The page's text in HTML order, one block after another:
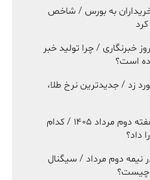
به بورس / شاخص
خبرنگاری / چرا تولید خبر
است؟
زد / جدیدترین نرخ طلا،
بازدهی بازارها در هفته دوم مرداد ۱۴۰۵ / کدام
داد؟
نیمه دوم مرداد / سیگنال
چیست؟